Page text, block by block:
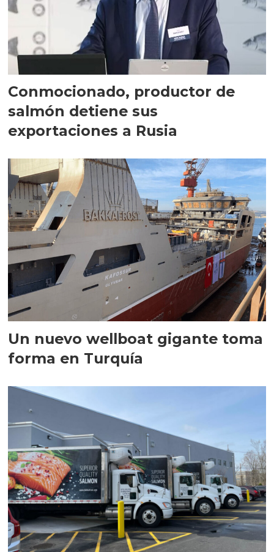
Conmocionado, productor de
salmón detiene sus
exportaciones a Rusia
Un nuevo wellboat gigante toma
forma en Turquía